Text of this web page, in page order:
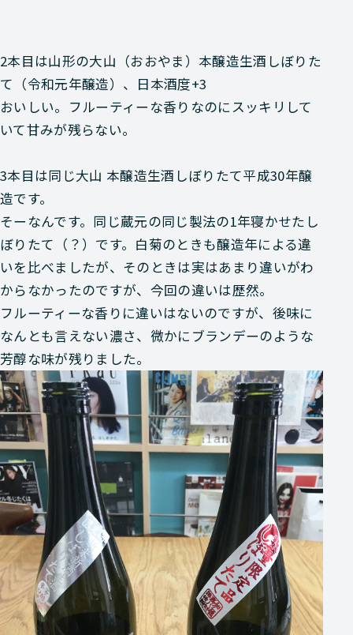
2本目は山形の大山（おおやま）本醸造生酒しぼりた
て（令和元年醸造） 、日本酒度+3
おいしい。フルーティーな香りなのにスッキリして
いて甘みが残らない。
3本目は同じ大山 本醸造生酒しぼりたて平成30年醸
造です。
そーなんです。同じ蔵元の同じ製法の1年寝かせたし
ぼりたて（？）です。白菊のときも醸造年による違
いを比べましたが、そのときは実はあまり違いがわ
からなかったのですが、今回の違いは歴然。
フルーティーな香りに違いはないのですが、後味に
なんとも言えない濃さ、微かにブランデーのような
芳醇な味が残りました。